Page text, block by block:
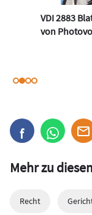
VDI 2883
von
Mehr zu
Recht